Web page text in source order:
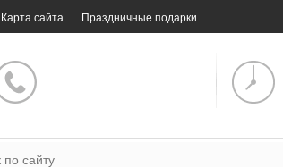
Карта сайта Праздничные подарки